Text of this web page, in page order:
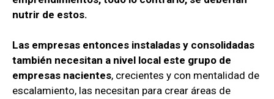
nutrir de estos.
Las empresas entonces instaladas y consolidadas
también necesitan a nivel local este grupo de
empresas nacientes, crecientes y con mentalidad de
escalamiento, las necesitan para crear áreas de